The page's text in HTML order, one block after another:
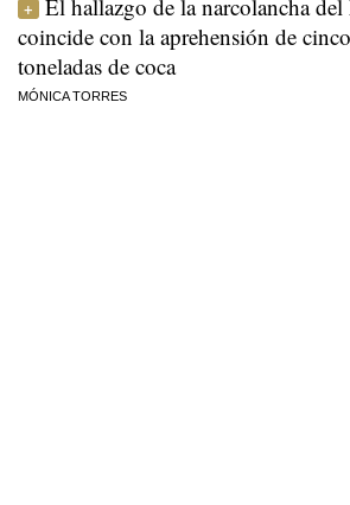
El hallazgo de la narcolancha
coincide con la aprehensión de cinco
toneladas de coca
MÓNICA TORRES